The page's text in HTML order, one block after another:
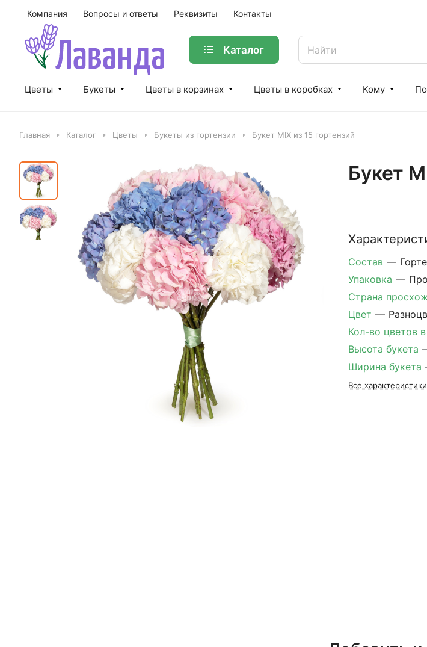
Компания Вопросы и ответы Реквизиты Контакты
Каталог
Цветы Букеты Цветы в корзинах Цветы в коробках Кому
Главная Каталог Цветы Букеты из гортензии Букет MIX из 15 гортензий
Букет
Состав —
Упаковка —
Страна
Цвет —
Кол-во цветов
Высота букета
Ширина букета
Все характеристики